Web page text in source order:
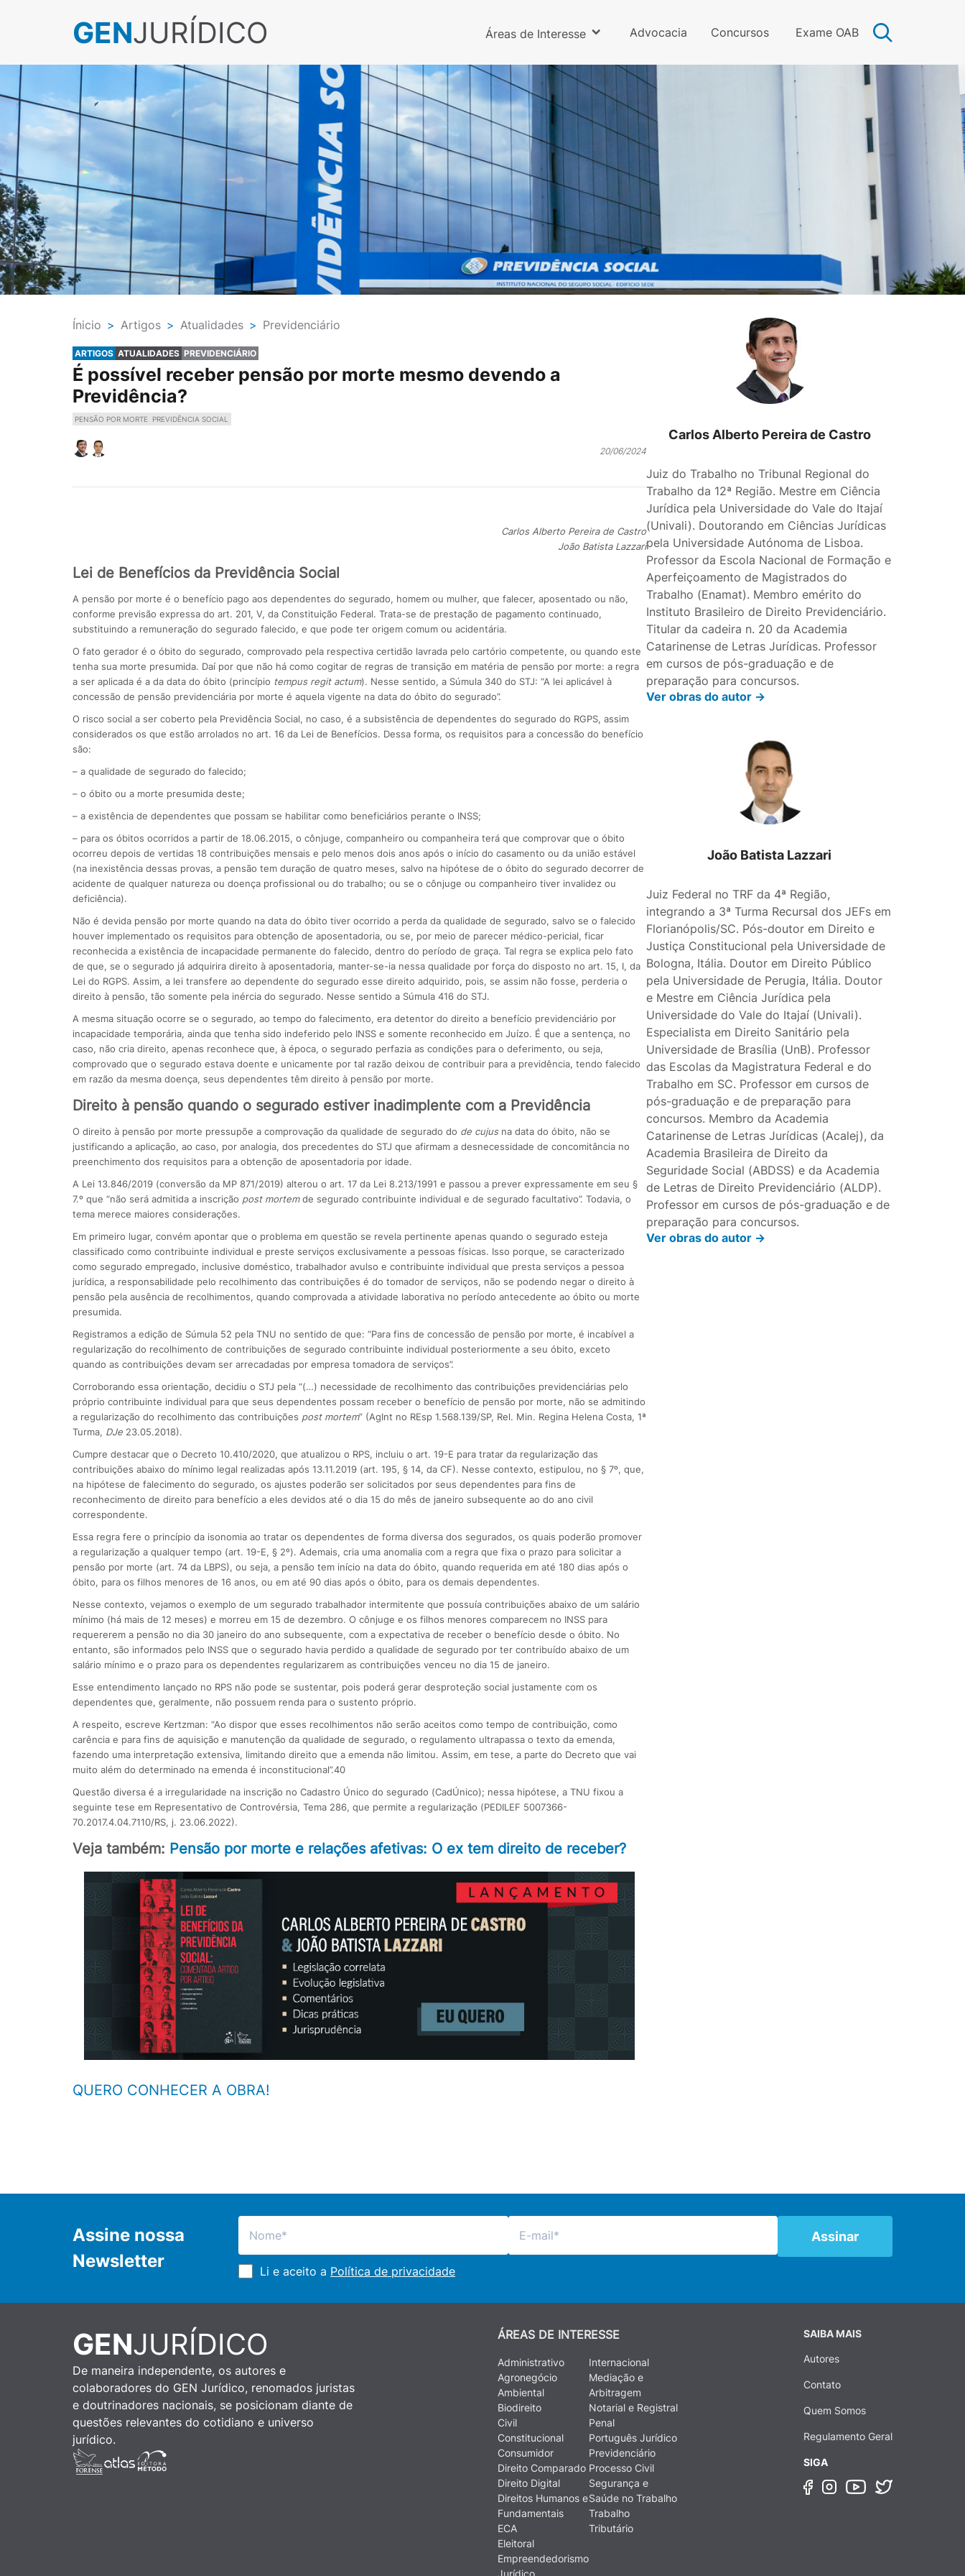
GENJURÍDICO Áreas de Interesse Advocacia Concursos Exame OAB
Ínicio > Artigos > Atualidades > Previdenciário
ARTIGOS ATUALIDADES PREVIDENCIÁRIO
É possível receber pensão por morte mesmo devendo a
Previdência?
PENSÃO POR MORTE PREVIDÊNCIA SOCIAL
20/06/2024
Carlos Alberto Pereira de Castro
João Batista Lazzari
Lei de Benefícios da Previdência Social
A pensão por morte é o benefício pago aos dependentes do segurado, homem ou mulher, que falecer, aposentado ou não,
conforme previsão expressa do art. 201, V, da Constituição Federal. Trata-se de prestação de pagamento continuado,
substituindo a re­muneração do segurado falecido, e que pode ter origem comum ou acidentária.
O fato gerador é o óbito do segurado, comprovado pela respectiva certidão lavrada pelo cartório competente, ou quando este
tenha sua morte presumida. Daí por que não há como cogitar de regras de transição em matéria de pensão por morte: a regra
a ser aplicada é a da data do óbito (princípio tempus regit actum). Nesse sentido, a Súmula 340 do STJ: “A lei aplicável à
concessão de pensão previdenciária por morte é aquela vigente na data do óbito do segurado”.
O risco social a ser coberto pela Previdência Social, no caso, é a subsistência de dependentes do segurado do RGPS, assim
considerados os que estão arrolados no art. 16 da Lei de Benefícios. Dessa forma, os requisitos para a concessão do benefício
são:
– a qualidade de segurado do falecido;
– o óbito ou a morte presumida deste;
– a existência de dependentes que possam se habilitar como beneficiários perante o INSS;
– para os óbitos ocorridos a partir de 18.06.2015, o cônjuge, companheiro ou compa­nheira terá que comprovar que o óbito
ocorreu depois de vertidas 18 contribuições mensais e pelo menos dois anos após o início do casamento ou da união estável
(na inexistência dessas provas, a pensão tem duração de quatro meses, salvo na hipótese de o óbito do segurado decorrer de
acidente de qualquer natureza ou doença profis­sional ou do trabalho; ou se o cônjuge ou companheiro tiver invalidez ou
deficiência).
Não é devida pensão por morte quando na data do óbito tiver ocorrido a perda da qualidade de segurado, salvo se o falecido
houver implementado os requisitos para obtenção de aposentadoria, ou se, por meio de parecer médico-pericial, ficar
reconhecida a existência de incapacidade permanente do falecido, dentro do período de graça. Tal regra se explica pelo fato
de que, se o segurado já adquirira direito à aposentadoria, manter-se-ia nessa qualidade por força do disposto no art. 15, I, da
Lei do RGPS. Assim, a lei transfere ao dependente do segurado esse direito adquirido, pois, se assim não fosse, perderia o
direito à pensão, tão somente pela inércia do segurado. Nesse sentido a Súmula 416 do STJ.
A mesma situação ocorre se o segurado, ao tempo do falecimento, era detentor do direito a benefício previdenciário por
incapacidade temporária, ainda que tenha sido indeferido pelo INSS e somente reconhecido em Juízo. É que a sentença, no
caso, não cria direito, apenas reconhece que, à época, o segurado perfazia as condições para o de­ferimento, ou seja,
comprovado que o segurado estava doente e unicamente por tal razão deixou de contribuir para a previdência, tendo falecido
em razão da mesma doença, seus dependentes têm direito à pensão por morte.
Direito à pensão quando o segurado estiver inadimplente com a Previdência
O direito à pensão por morte pressupõe a comprovação da qualidade de segurado do de cujus na data do óbito, não se
justificando a aplicação, ao caso, por analogia, dos precedentes do STJ que afirmam a desnecessidade de concomitância no
preenchimento dos requisitos para a obtenção de aposentadoria por idade.
A Lei 13.846/2019 (conversão da MP 871/2019) alterou o art. 17 da Lei 8.213/1991 e passou a prever expressamente em seu §
7.º que “não será admitida a inscrição post mortemde segurado contribuinte individual e de segurado facultativo”. Todavia, o
tema merece maiores considerações.
Em primeiro lugar, convém apontar que o problema em questão se revela pertinente apenas quando o segurado esteja
classificado como contribuinte individual e preste serviços exclusivamente a pessoas físicas. Isso porque, se caracterizado
como segurado empregado, inclusive doméstico, trabalhador avulso e contribuinte individual que presta serviços a pessoa
jurídica, a responsabilidade pelo recolhimento das contribuições é do tomador de serviços, não se podendo negar o direito à
pensão pela ausência de recolhimentos, quando comprovada a atividade laborativa no período antecedente ao óbito ou morte
presumida.
Registramos a edição de Súmula 52 pela TNU no sentido de que: “Para fins de concessão de pensão por morte, é incabível a
regularização do recolhimento de contribuições de segurado contribuinte individual posteriormente a seu óbito, exceto
quando as contribuições devam ser arrecadadas por empresa tomadora de serviços”.
Corroborando essa orientação, decidiu o STJ pela “(…) necessidade de recolhimento das contribuições previdenciárias pelo
próprio contribuinte individual para que seus dependentes possam receber o benefício de pensão por morte, não se admitindo
a regularização do recolhimento das contribuições post mortem” (AgInt no REsp 1.568.139/SP, Rel. Min. Regina Helena Costa, 1ª
Turma, DJe 23.05.2018).
Cumpre destacar que o Decreto 10.410/2020, que atualizou o RPS, incluiu o art. 19-E para tratar da regularização das
contribuições abaixo do mínimo legal realizadas após 13.11.2019 (art. 195, § 14, da CF). Nesse contexto, estipulou, no § 7º, que,
na hipótese de falecimento do segurado, os ajustes poderão ser solicitados por seus dependentes para fins de
reconhecimento de direito para benefício a eles devidos até o dia 15 do mês de janeiro subsequente ao do ano civil
correspondente.
Essa regra fere o princípio da isonomia ao tratar os dependentes de forma diversa dos segurados, os quais poderão promover
a regularização a qualquer tempo (art. 19-E, § 2º). Ademais, cria uma anomalia com a regra que fixa o prazo para solicitar a
pensão por morte (art. 74 da LBPS), ou seja, a pensão tem início na data do óbito, quando requerida em até 180 dias após o
óbito, para os filhos menores de 16 anos, ou em até 90 dias após o óbito, para os demais dependentes.
Nesse contexto, vejamos o exemplo de um segurado trabalhador intermitente que possuía contribuições abaixo de um salário
mínimo (há mais de 12 meses) e morreu em 15 de dezembro. O cônjuge e os filhos menores comparecem no INSS para
requererem a pensão no dia 30 janeiro do ano subsequente, com a expectativa de receber o benefício desde o óbito. No
entanto, são informados pelo INSS que o segurado havia perdido a qualidade de segurado por ter contribuído abaixo de um
salário mínimo e o prazo para os dependentes regularizarem as contribuições venceu no dia 15 de janeiro.
Esse entendimento lançado no RPS não pode se sustentar, pois poderá gerar desproteção social justamente com os
dependentes que, geralmente, não possuem renda para o sustento próprio.
A respeito, escreve Kertzman: “Ao dispor que esses recolhimentos não serão aceitos como tempo de contribuição, como
carência e para fins de aquisição e manutenção da qualidade de segurado, o regulamento ultrapassa o texto da emenda,
fazendo uma interpretação extensiva, limitando direito que a emenda não limitou. Assim, em tese, a parte do Decreto que vai
muito além do determinado na emenda é inconstitucional”.40
Questão diversa é a irregularidade na inscrição no Cadastro Único do segurado (CadÚnico); nessa hipótese, a TNU fixou a
seguinte tese em Representativo de Contro­vérsia, Tema 286, que permite a regularização (PEDILEF 5007366-
70.2017.4.04.7110/RS, j. 23.06.2022).
Veja também: Pensão por morte e relações afetivas: O ex tem direito de receber?
QUERO CONHECER A OBRA!
Carlos Alberto Pereira de Castro
Juiz do Trabalho no Tribunal Regional do
Trabalho da 12ª Região. Mestre em Ciência
Jurídica pela Universidade do Vale do Itajaí
(Univali). Doutorando em Ciências Jurídicas
pela Universidade Autónoma de Lisboa.
Professor da Escola Nacional de Formação e
Aperfeiçoamento de Magistrados do
Trabalho (Enamat). Membro emérito do
Instituto Brasileiro de Direito Previdenciário.
Titular da cadeira n. 20 da Academia
Catarinense de Letras Jurídicas. Professor
em cursos de pós-graduação e de
preparação para concursos.
Ver obras do autor ->
João Batista Lazzari
Juiz Federal no TRF da 4ª Região,
integrando a 3ª Turma Recursal dos JEFs em
Florianópolis/SC. Pós-doutor em Direito e
Justiça Constitucional pela Universidade de
Bologna, Itália. Doutor em Direito Público
pela Universidade de Perugia, Itália. Doutor
e Mestre em Ciência Jurídica pela
Universidade do Vale do Itajaí (Univali).
Especialista em Direito Sanitário pela
Universidade de Brasília (UnB). Professor
das Escolas da Magistratura Federal e do
Trabalho em SC. Professor em cursos de
pós-graduação e de preparação para
concursos. Membro da Academia
Catarinense de Letras Jurídicas (Acalej), da
Academia Brasileira de Direito da
Seguridade Social (ABDSS) e da Academia
de Letras de Direito Previdenciário (ALDP).
Professor em cursos de pós-graduação e de
preparação para concursos.
Ver obras do autor ->
Assine nossa
Newsletter
Li e aceito a Política de privacidade
GENJURÍDICO
De maneira independente, os autores e
colaboradores do GEN Jurídico, renomados juristas
e doutrinadores nacionais, se posicionam diante de
questões relevantes do cotidiano e universo
jurídico.
ÁREAS DE INTERESSE
Administrativo
Agronegócio
Ambiental
Biodireito
Civil
Constitucional
Consumidor
Direito Comparado
Direito Digital
Direitos Humanos e
Fundamentais
ECA
Eleitoral
Empreendedorismo
Jurídico
Internacional
Mediação e
Arbitragem
Notarial e Registral
Penal
Português Jurídico
Previdenciário
Processo Civil
Segurança e
Saúde no Trabalho
Trabalho
Tributário
SAIBA MAIS
Autores
Contato
Quem Somos
Regulamento Geral
SIGA